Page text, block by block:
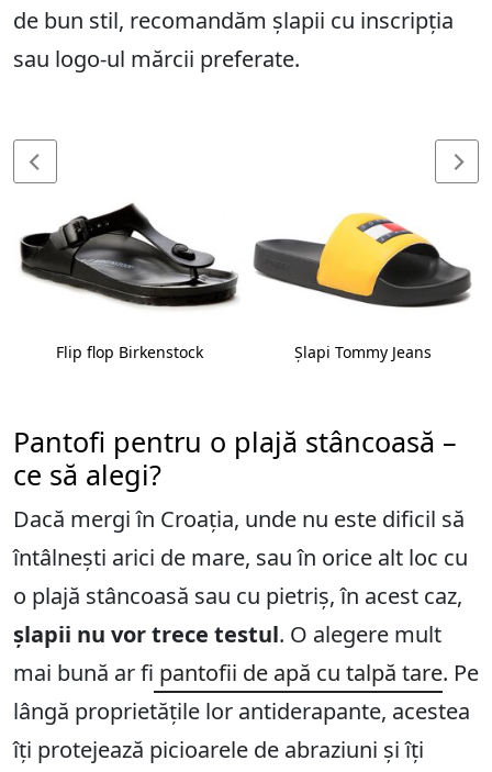
de bun stil, recomandăm șlapii cu inscripția
sau logo-ul mărcii preferate.
Flip flop Birkenstock Şlapi Tommy Jeans
Pantofi pentru o plajă stâncoasă –
ce să alegi?
Dacă mergi în Croația, unde nu este dificil să
întâlnești arici de mare, sau în orice alt loc cu
o plajă stâncoasă sau cu pietriș, în acest caz,
șlapii nu vor trece testul. O alegere mult
mai bună ar fi pantofii de apă cu talpă tare. Pe
lângă proprietățile lor antiderapante, acestea
îți protejează picioarele de abraziuni și îți